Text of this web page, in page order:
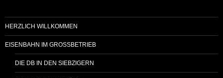
HERZLICH WILLKOMMEN
EISENBAHN IM GROSSBETRIEB
DIE DB IN DEN SIEBZIGERN